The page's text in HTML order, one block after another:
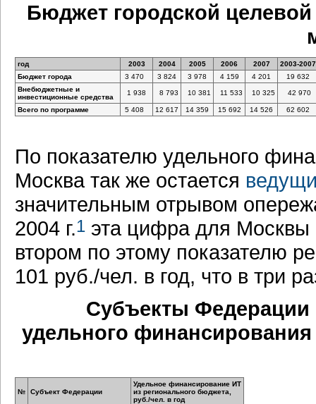
Бюджет городской
год 2003 2004 2005 2006 2007
2003-2007
Бюджет города
3 470 3 824 3 978 4 159 4 201
19 632
Внебюджетные и
инвестиционные средства
1 938 8 793 10 381 11 533 10 325 42 970
Всего по программе 5 408 12 617 14 359 15 692 14 526 62 602
По показателю удельного
Москва так же остается
значительным отрывом
2004 г.1 эта цифра для Москвы
втором по этому показателю
101 руб./чел. в год, что в три
Субъекты
удельного
№ Субъект Федерации
Удельное финансирование ИТ
из регионального бюджета,
руб./чел. в год